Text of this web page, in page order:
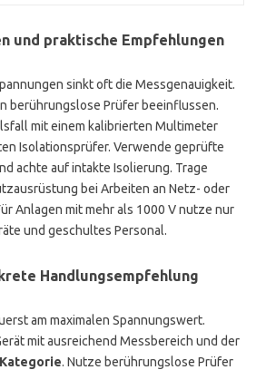
und praktische Empfehlungen
sinkt oft die Messgenauigkeit.
berührungslose Prüfer beeinflussen.
mit einem kalibrierten Multimeter
Isolationsprüfer. Verwende geprüfte
achte auf intakte Isolierung. Trage
bei Arbeiten an Netz- oder
Anlagen mit mehr als 1000 V nutze nur
und geschultes Personal.
Handlungsempfehlung
am maximalen Spannungswert.
mit ausreichend Messbereich und der
. Nutze berührungslose Prüfer